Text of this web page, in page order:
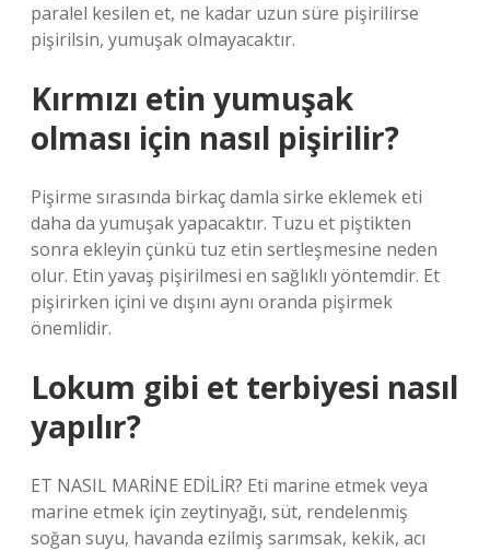
paralel kesilen et, ne kadar uzun süre pişirilirse
pişirilsin, yumuşak olmayacaktır.
Kırmızı etin yumuşak
olması için nasıl pişirilir?
Pişirme sırasında birkaç damla sirke eklemek eti
daha da yumuşak yapacaktır. Tuzu et piştikten
sonra ekleyin çünkü tuz etin sertleşmesine neden
olur. Etin yavaş pişirilmesi en sağlıklı yöntemdir. Et
pişirirken içini ve dışını aynı oranda pişirmek
önemlidir.
Lokum gibi et terbiyesi nasıl
yapılır?
ET NASIL MARİNE EDİLİR? Eti marine etmek veya
marine etmek için zeytinyağı, süt, rendelenmiş
soğan suyu, havanda ezilmiş sarımsak, kekik, acı